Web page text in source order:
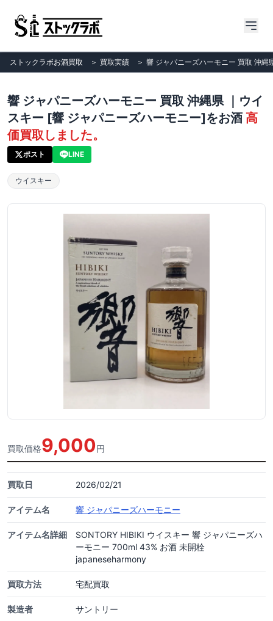
ストックラボお酒買取 ＞ 買取実績 ＞ 響 ジャパニーズハーモニー 買取 沖
響 ジャパニーズハーモニー 買取 沖縄県 ｜ウイ
スキー [響 ジャパニーズハーモニー]をお酒 高
価買取しました。
ポスト LINE
ウイスキー
買取価格9,000円
買取日 2026/02/21
アイテム名 響 ジャパニーズハーモニー
アイテム名詳細
SONTORY HIBIKI ウイスキー 響 ジャパニーズハ
ーモニー 700ml 43% お酒 未開栓
japaneseharmony
買取方法 宅配買取
製造者 サントリー